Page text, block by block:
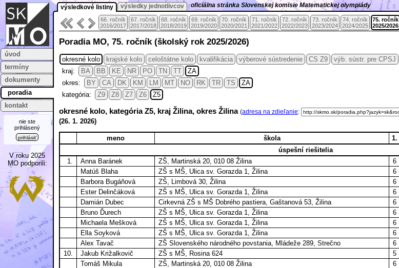
úvod
termíny
dokumenty
poradia
kontakt
nie ste
prihlásený
prihlásiť
V roku 2025
MO podporili:
výsledkové listiny výsledky jednotlivcov oficiálna stránka Slovenskej komisie Matematickej olympiády
66. ročník
2016/2017
67. ročník
2017/2018
68. ročník
2018/2019
69. ročník
2019/2020
70. ročník
2020/2021
71. ročník
2021/2022
72. ročník
2022/2023
73. ročník
2023/2024
74. ročník
2024/2025
75. ročník
2025/2026
Poradia MO, 75. ročník (školský rok 2025/2026)
okresné kolo krajské kolo celoštátne kolo kvalifikácia výberové sústredenie CS Z9 výb. sústr. pre CPSJ
kraj:
BA BB KE NR PO TN TT
ZA
okres:
BY CA DK KM LM MT NO RK TR TS
ZA
kategória:
Z9 Z8 Z7 Z6 Z5
okresné kolo, kategória Z5, kraj Žilina, okres Žilina (adresa na zdieľanie:
(26. 1. 2026)
meno škola 1.
úspešní riešitelia
1.
Anna Baránek ZŠ, Martinská 20, 010 08 Žilina 6
Matúš Blaha
ZŠ s MŠ, Ulica sv. Gorazda 1, Žilina 6
Barbora Bugáňová
ZŠ, Limbová 30, Žilina 6
Ester Delinčáková
ZŠ s MŠ, Ulica sv. Gorazda 1, Žilina 6
Damián Dubec
Cirkevná ZŠ s MŠ Dobrého pastiera, Gaštanová 53, Žilina 6
Bruno Ďurech
ZŠ s MŠ, Ulica sv. Gorazda 1, Žilina 6
Michaela Mešková
ZŠ s MŠ, Ulica sv. Gorazda 1, Žilina 6
Ella Soyková
ZŠ s MŠ, Ulica sv. Gorazda 1, Žilina 6
Alex Tavač
ZŠ Slovenského národného povstania, Mládeže 289, Strečno 6
10.
Jakub Križalkovič ZŠ s MŠ, Rosina 624 5
Tomáš Mikula
ZŠ, Martinská 20, 010 08 Žilina 6